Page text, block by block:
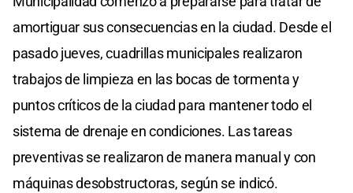
amortiguar sus consecuencias en la ciudad. Desde el
pasado jueves, cuadrillas municipales realizaron
trabajos de limpieza en las bocas de tormenta y
puntos críticos de la ciudad para mantener todo el
sistema de drenaje en condiciones. Las tareas
preventivas se realizaron de manera manual y con
máquinas desobstructoras, según se indicó.